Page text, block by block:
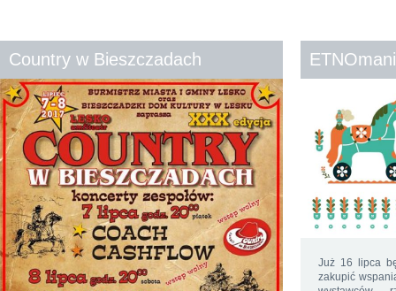
Country w Bieszczadach
Już 16 lipca
zakupić